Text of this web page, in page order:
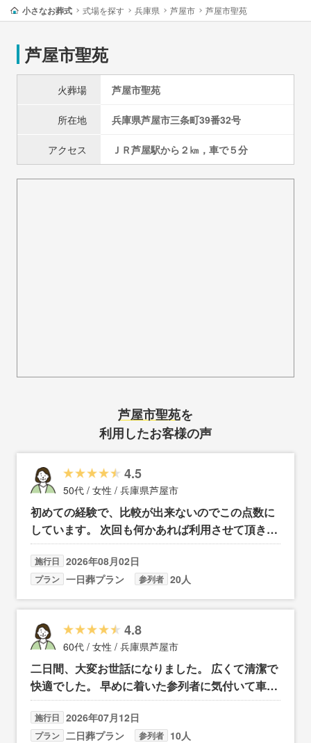
小さなお葬式 式場を探す 兵庫県 芦屋市 芦屋市聖苑
芦屋市聖苑
火葬場 芦屋市聖苑
所在地 兵庫県芦屋市三条町39番32号
アクセス ＪＲ芦屋駅から２㎞，車で５分
芦屋市聖苑を
利用したお客様の声
4.5
50代 / 女性 / 兵庫県芦屋市
初めての経験で、比較が出来ないのでこの点数に
しています。 次回も何かあれば利用させて頂きた
いです。
施行日 2026年08月02日
プラン 一日葬プラン 参列者 20人
4.8
60代 / 女性 / 兵庫県芦屋市
二日間、大変お世話になりました。 広くて清潔で
快適でした。 早めに着いた参列者に気付いて車ま
で声を掛けに来て下さったり、助かりました。 あ
りがとうございました。
施行日 2026年07月12日
プラン 二日葬プラン 参列者 10人